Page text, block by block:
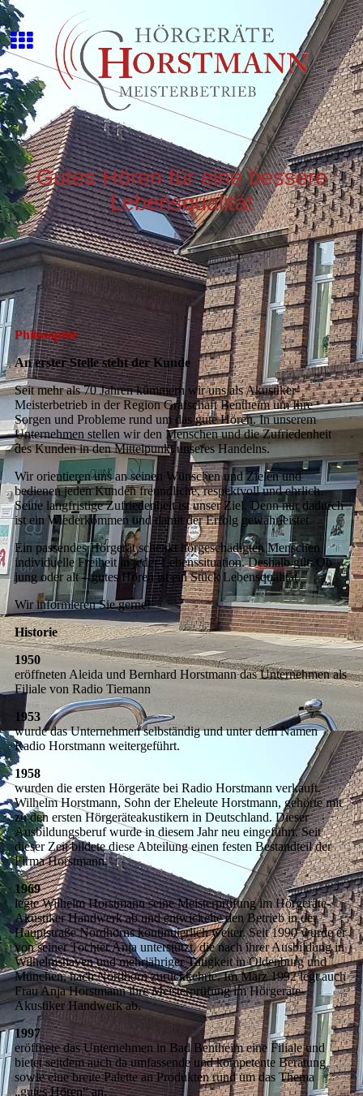
Gutes Hören für eine bessere
Lebensqualität
Philosophie
An erster Stelle steht der Kunde
Seit mehr als 70 Jahren kümmern wir uns als Akustiker-
Meisterbetrieb in der Region Grafschaft Bentheim um Ihre
Sorgen und Probleme rund um das gute Hören. In unserem
Unternehmen stellen wir den Menschen und die Zufriedenheit
des Kunden in den Mittelpunkt unseres Handelns.
Wir orientieren uns an seinen Wünschen und Zielen und
bedienen jeden Kunden freundliche, respektvoll und ehrlich.
Seine langfristige Zufriedenheit ist unser Ziel. Denn nur dadurch
ist ein Wiederkommen und damit der Erfolg gewährleistet.
Ein passendes Hörgerät schenkt hörgeschädigten Menschen
individuelle Freiheit in jeder Lebenssituation. Deshalb gilt: Ob
jung oder alt – gutes Hören ist ein Stück Lebensqualität.
Wir informieren Sie gerne!
Historie
1950
eröffneten Aleida und Bernhard Horstmann das Unternehmen als
Filiale von Radio Tiemann
1953
wurde das Unternehmen selbständig und unter dem Namen
Radio Horstmann weitergeführt.
1958
wurden die ersten Hörgeräte bei Radio Horstmann verkauft.
Wilhelm Horstmann, Sohn der Eheleute Horstmann, gehörte mit
zu den ersten Hörgeräteakustikern in Deutschland. Dieser
Ausbildungsberuf wurde in diesem Jahr neu eingeführt. Seit
dieser Zeit bildete diese Abteilung einen festen Bestandteil der
Firma Horstmann.
1969
legte Wilhelm Horstmann seine Meisterprüfung im Hörgeräte-
Akustiker Handwerk ab und entwickelte den Betrieb in der
Hauptstraße Nordhorns kontinuierlich weiter. Seit 1990 wurde er
von seiner Tochter Anja unterstützt, die nach ihrer Ausbildung in
Wilhelmshaven und mehrjähriger Tätigkeit in Oldenburg und
München, nach Nordhorn zurückkehrte. Im März 1992 legt auch
Frau Anja Horstmann ihre Meisterprüfung im Hörgeräte-
Akustiker Handwerk ab.
1997
eröffnete das Unternehmen in Bad Bentheim eine Filiale und
bietet seitdem auch da umfassende und kompetente Beratung
sowie eine breite Palette an Produkten rund um das Thema
„gutes Hören“ an.